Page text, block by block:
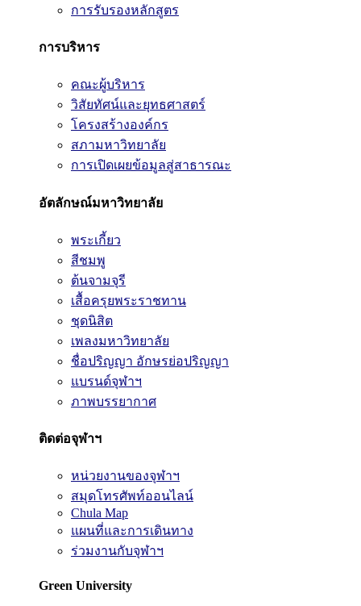
การรับรองหลักสูตร
การบริหาร
คณะผู้บริหาร
วิสัยทัศน์และยุทธศาสตร์
โครงสร้างองค์กร
สภามหาวิทยาลัย
การเปิดเผยข้อมูลสู่สาธารณะ
อัตลักษณ์มหาวิทยาลัย
พระเกี้ยว
สีชมพู
ต้นจามจุรี
เสื้อครุยพระราชทาน
ชุดนิสิต
เพลงมหาวิทยาลัย
ชื่อปริญญา อักษรย่อปริญญา
แบรนด์จุฬาฯ
ภาพบรรยากาศ
ติดต่อจุฬาฯ
หน่วยงานของจุฬาฯ
สมุดโทรศัพท์ออนไลน์
Chula Map
แผนที่และการเดินทาง
ร่วมงานกับจุฬาฯ
Green University